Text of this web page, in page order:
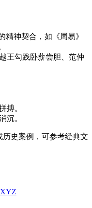
精神契合，如《周易》
王勾践卧薪尝胆、范仲
搏。
沉。
史案例，可参考经典文
XYZ